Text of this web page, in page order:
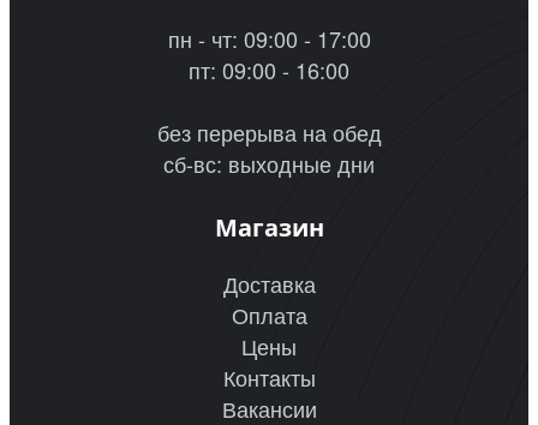
пн - чт: 09:00 - 17:00
пт: 09:00 - 16:00
без перерыва на обед
сб-вс: выходные дни
Магазин
Доставка
Оплата
Цены
Контакты
Вакансии